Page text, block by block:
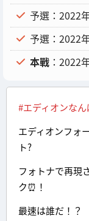
予選：2022
予選：2022
本戰 ：2022
#エディオンな
エディオンフォ
ト?
フォトナで再現
ク⏰！
最速は誰だ！？